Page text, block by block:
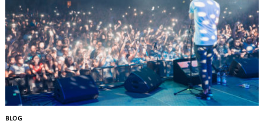
BLOG